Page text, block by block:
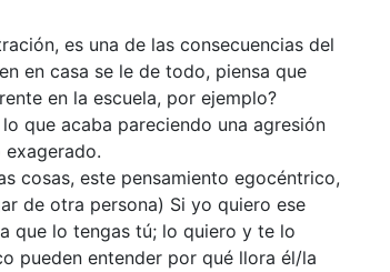
es una de las consecuencias del
en casa se le de todo, piensa que
en la escuela, por ejemplo?
que acaba pareciendo una agresión
cosas, este pensamiento egocéntrico,
de otra persona) Si yo quiero ese
que lo tengas tú; lo quiero y te lo
pueden entender por qué llora él/la